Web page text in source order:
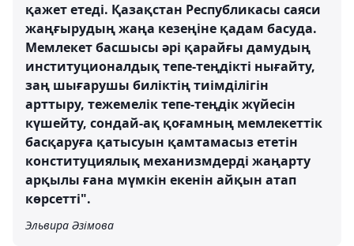
қажет етеді. Қазақстан Республикасы саяси
жаңғырудың жаңа кезеңіне қадам басуда.
Мемлекет басшысы әрі қарайғы дамудың
институционалдық тепе-теңдікті нығайту,
заң шығарушы биліктің тиімділігін
арттыру, тежемелік тепе-теңдік жүйесін
күшейту, сондай-ақ қоғамның мемлекеттік
басқаруға қатысуын қамтамасыз ететін
конституциялық механизмдерді жаңарту
арқылы ғана мүмкін екенін айқын атап
көрсетті".
Эльвира Әзімова